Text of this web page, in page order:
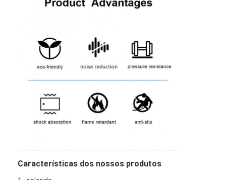
Casa
Vídeos
Características dos nossos produtos